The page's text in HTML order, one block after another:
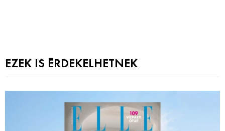
EZEK IS ÉRDEKELHETNEK